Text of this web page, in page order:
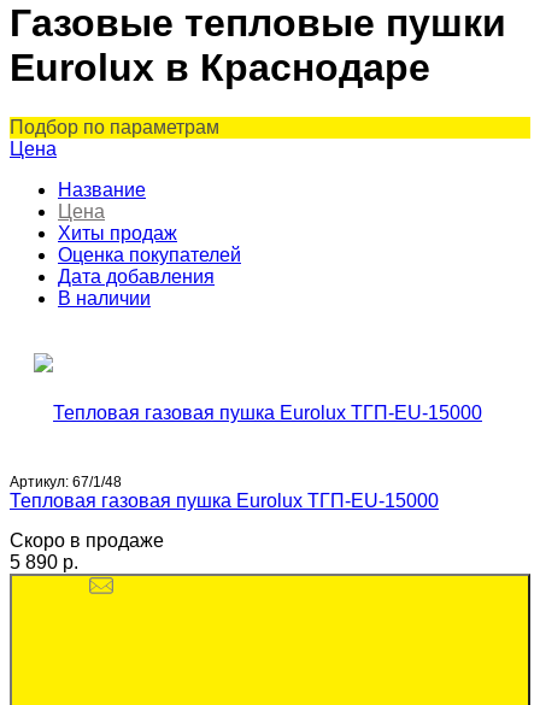
Газовые тепловые пушки
Eurolux в Краснодаре
Подбор по параметрам
Цена
Название
Цена
Хиты продаж
Оценка покупателей
Дата добавления
В наличии
Артикул: 67/1/48
Тепловая газовая пушка Eurolux ТГП-EU-15000
Скоро в продаже
5 890 p.